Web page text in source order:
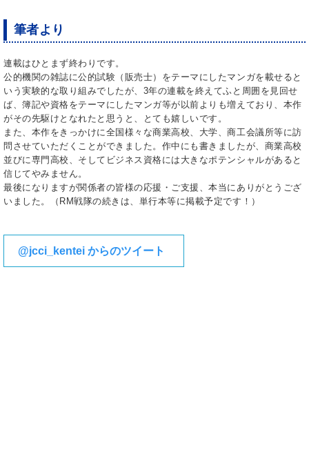
筆者より
連載はひとまず終わりです。
公的機関の雑誌に公的試験（販売士）をテーマにしたマンガを載せると
いう実験的な取り組みでしたが、3年の連載を終えてふと周囲を見回せ
ば、簿記や資格をテーマにしたマンガ等が以前よりも増えており、本作
がその先駆けとなれたと思うと、とても嬉しいです。
また、本作をきっかけに全国様々な商業高校、大学、商工会議所等に訪
問させていただくことができました。作中にも書きましたが、商業高校
並びに専門高校、そしてビジネス資格には大きなポテンシャルがあると
信じてやみません。
最後になりますが関係者の皆様の応援・ご支援、本当にありがとうござ
いました。（RM戦隊の続きは、単行本等に掲載予定です！）
@jcci_kentei からのツイート